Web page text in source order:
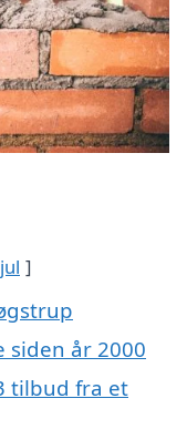
siden år 2000
tilbud fra et